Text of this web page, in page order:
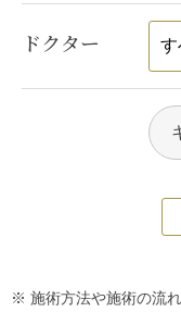
ドクター
※ 施術方法や施術の流